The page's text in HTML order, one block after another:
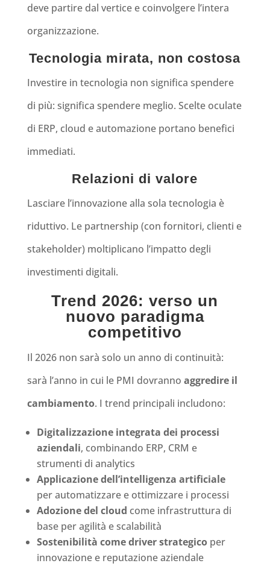
deve partire dal vertice e coinvolgere l’intera
organizzazione.
Tecnologia mirata, non costosa
Investire in tecnologia non significa spendere
di più: significa spendere meglio. Scelte oculate
di ERP, cloud e automazione portano benefici
immediati.
Relazioni di valore
Lasciare l’innovazione alla sola tecnologia è
riduttivo. Le partnership (con fornitori, clienti e
stakeholder) moltiplicano l’impatto degli
investimenti digitali.
Trend 2026: verso un
nuovo paradigma
competitivo
Il 2026 non sarà solo un anno di continuità:
sarà l’anno in cui le PMI dovranno aggredire il
cambiamento. I trend principali includono:
Digitalizzazione integrata dei processi
aziendali, combinando ERP, CRM e
strumenti di analytics
Applicazione dell’intelligenza artificiale
per automatizzare e ottimizzare i processi
Adozione del cloud come infrastruttura di
base per agilità e scalabilità
Sostenibilità come driver strategicoper
innovazione e reputazione aziendale